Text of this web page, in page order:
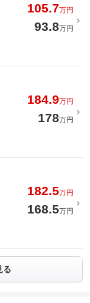
105.7万円
93.8万円
184.9万円
178万円
182.5万円
168.5万円
る